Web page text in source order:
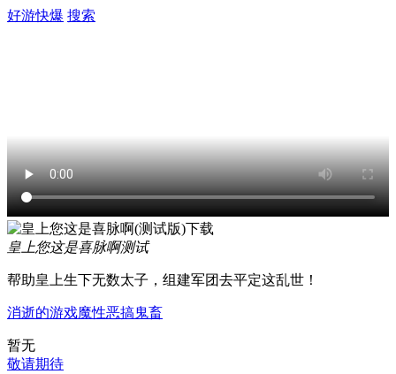
好游快爆 搜索
皇上您这是喜脉啊测试
帮助皇上生下无数太子，组建军团去平定这乱世！
消逝的游戏魔性恶搞鬼畜
暂无
敬请期待